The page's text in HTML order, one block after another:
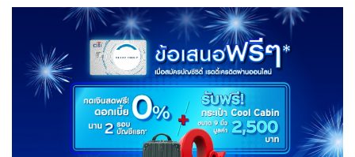
ตัว
ท่ามกลาง
ความ
ชุ่ม
ฉ่ำ
ใน
หน้า
ฝน